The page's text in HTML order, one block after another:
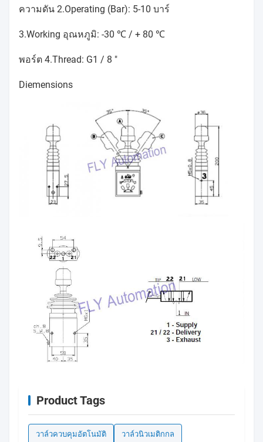
ความดัน 2.Operating (Bar): 5-10 บาร์
3.Working อุณหภูมิ: -30 ℃ / + 80 ℃
พอร์ต 4.Thread: G1 / 8 "
Diemensions
Product Tags
วาล์วควบคุมอัตโนมัติ วาล์วนิวเมติกกล